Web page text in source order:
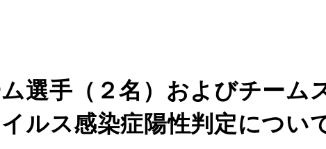
ム選手（２名）およびチーム
ルス感染症陽性判定につい